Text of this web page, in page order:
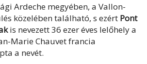
Ardeche megyében, a Vallon-
közelében található, s ezért Pont
is nevezett 36 ezer éves lelőhely a
Marie Chauvet francia
a nevét.